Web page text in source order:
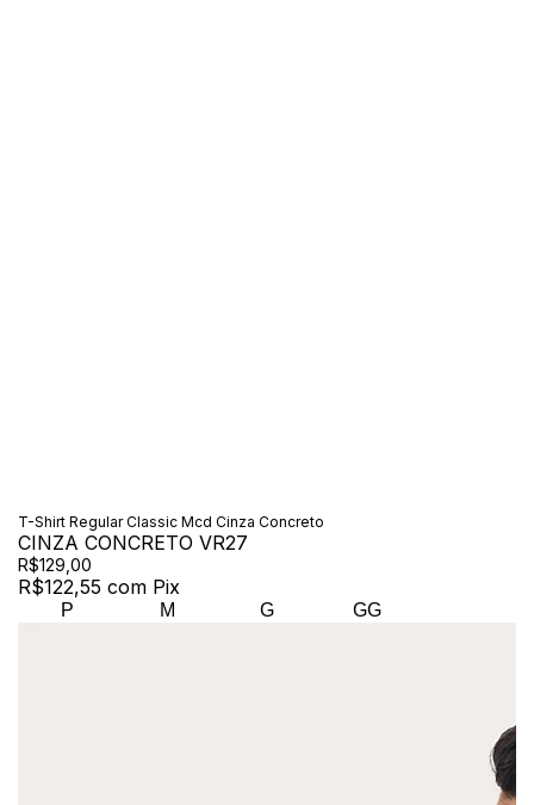
T-Shirt Regular Classic Mcd Cinza Concreto
CINZA CONCRETO VR27
R$129,00
R$122,55 com Pix
P M G GG